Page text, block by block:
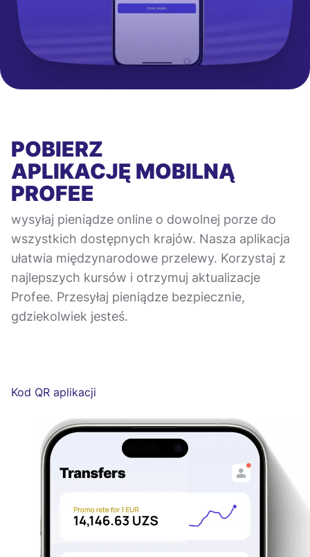
POBIERZ
APLIKACJĘ MOBILNĄ
PROFEE
wysyłaj pieniądze online o dowolnej porze do
wszystkich dostępnych krajów. Nasza aplikacja
ułatwia międzynarodowe przelewy. Korzystaj z
najlepszych kursów i otrzymuj aktualizacje
Profee. Przesyłaj pieniądze bezpiecznie,
gdziekolwiek jesteś.
Kod QR aplikacji